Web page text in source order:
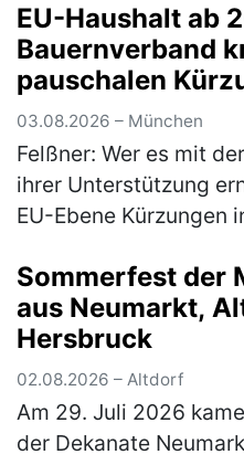
EU-Haushalt ab
Bauernverband
pauschalen
Bundesregierung
03.08.2026 – München
Felßner: Wer es mit
ihrer Unterstützung
EU-Ebene Kürzungen
kürzlich in Dublin
Sommerfest der
aus Neumarkt,
Hersbruck
02.08.2026 – Altdorf
Am 29. Juli 2026
der Dekanate